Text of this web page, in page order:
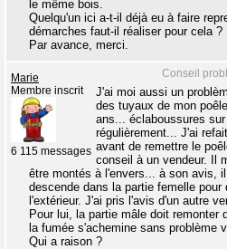
le même bois.
Quelqu'un ici a-t-il déjà eu à faire
démarches faut-il réaliser pour cela ?
Par avance, merci.
Conseil
Marie
Membre inscrit
6 115 messages
J'ai moi aussi un
des tuyaux de mon
ans... éclaboussures
régulièrement... J'ai
avant de remettre le
conseil à un vendeur. Il
être montés à l'envers... à son avis,
descende dans la partie femelle
l'extérieur. J'ai pris l'avis d'un autre
Pour lui, la partie mâle doit remonter
la fumée s'achemine sans problème
Qui a raison ?